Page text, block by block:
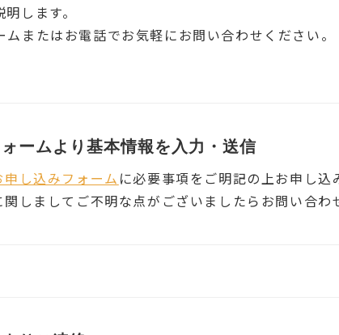
します。
またはお電話でお気軽にお問い合わせください。
ームより基本情報を入力・送信
申し込みフォーム に必要事項をご明記の上お申し込
しましてご不明な点がございましたらお問い合わ